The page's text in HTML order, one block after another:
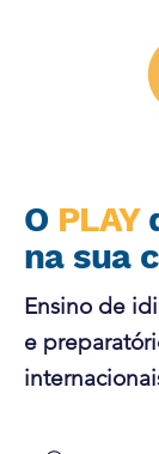
O PLAY
na sua
Ensino de
e